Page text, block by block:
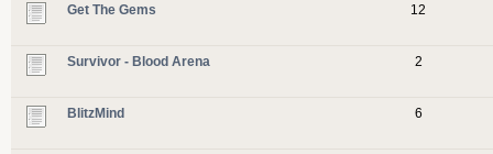
Get The Gems 12
Survivor - Blood Arena 2
BlitzMind 6